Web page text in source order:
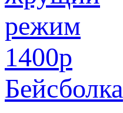
1400p
Бейсболка